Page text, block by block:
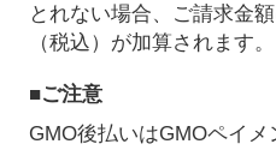
とれない場合、ご請求金
（税込）が加算されます
■ご注意
GMO後払いはGMOペイ